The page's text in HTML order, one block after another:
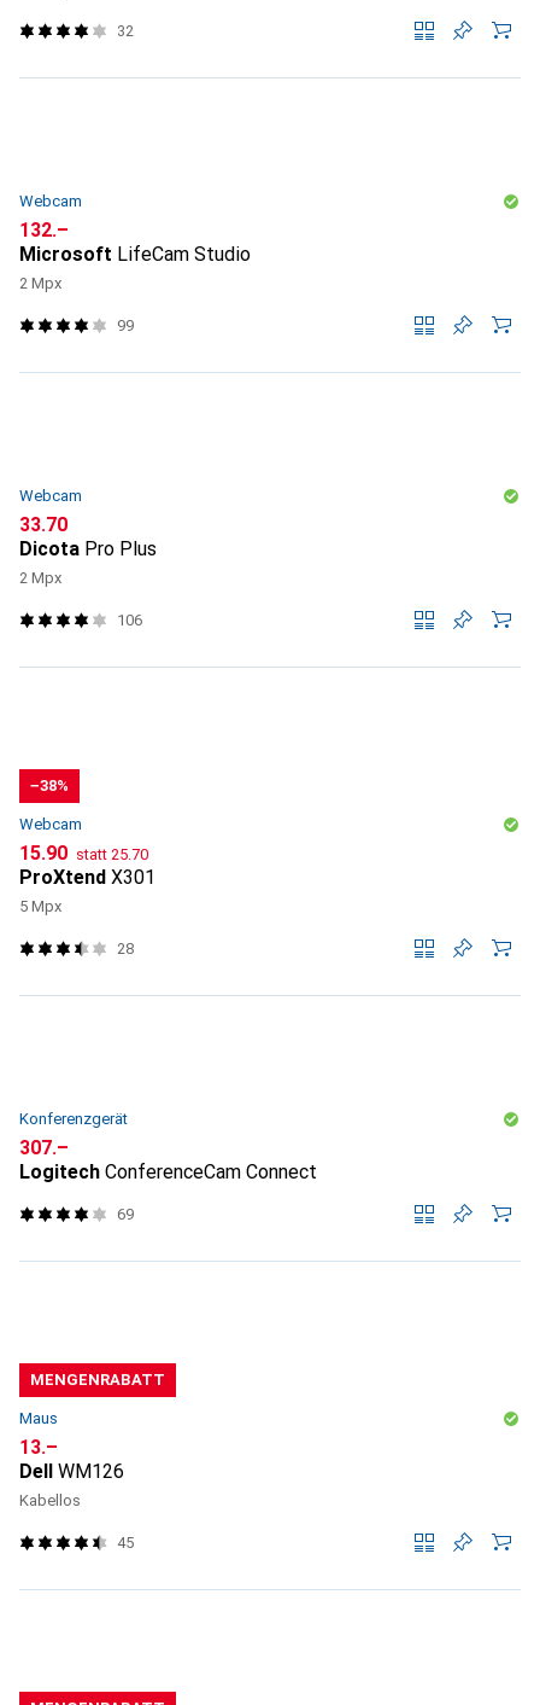
32
Webcam
CHF
132.–
Microsoft LifeCam Studio
2 Mpx
99
Webcam
CHF
33.70
Dicota Pro Plus
2 Mpx
106
−38%
Webcam
CHF
15.90 statt CHF
25.70
ProXtend X301
5 Mpx
28
Konferenzgerät
CHF
307.–
Logitech ConferenceCam Connect
69
MENGENRABATT
Maus
CHF
13.–
Dell
WM126
Kabellos
45